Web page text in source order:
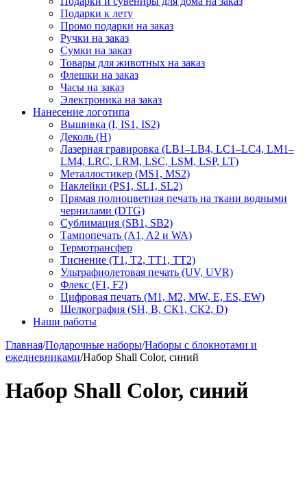
Подарки к лету
Промо подарки на заказ
Ручки на заказ
Сумки на заказ
Товары для животных на заказ
Флешки на заказ
Часы на заказ
Электроника на заказ
Нанесение логотипа
Вышивка (I, IS1, IS2)
Деколь (H)
Лазерная гравировка (LB1–LB4, LC1–LC4, LM1–
LM4, LRC, LRM, LSC, LSM, LSP, LT)
Металлостикер (MS1, MS2)
Наклейки (PS1, SL1, SL2)
Прямая полноцветная печать на ткани водными
чернилами (DTG)
Сублимация (SB1, SB2)
Тампопечать (A1, A2 и WA)
Термотрансфер
Тиснение (Т1, Т2, ТT1, ТT2)
Ультрафиолетовая печать (UV, UVR)
Флекс (F1, F2)
Цифровая печать (M1, M2, MW, E, ES, EW)
Шелкография (SH, В, СК1, СК2, D)
Наши работы
Главная/Подарочные наборы/Наборы с блокнотами и
ежедневниками/Набор Shall Color, синий
Набор Shall Color, синий